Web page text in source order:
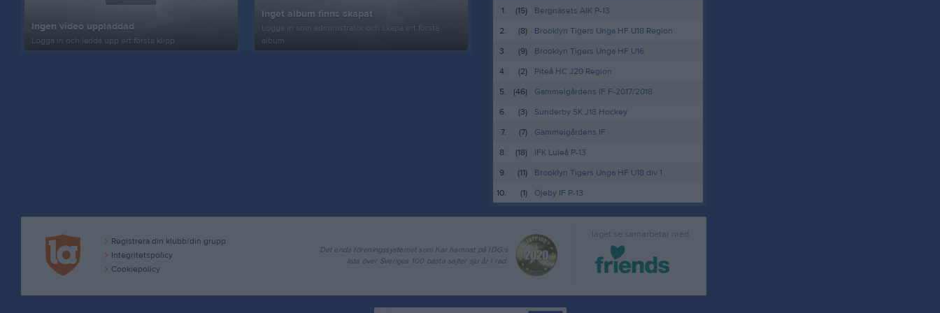
Ingen video uppladdad
Logga in och ladda upp ert första klipp
Inget album finns skapat
Logga in som administratör och skapa ert första
album
1. (15)
Bergnäsets AIK P-13
2.
(8)
Brooklyn Tigers Unga HF U18 Region
3.
(9)
Brooklyn Tigers Unga HF U16
4.
(2)
Piteå HC J20 Region
5.
(46)
Gammelgårdens IF F-2017/2018
6.
(3)
Sunderby SK J18 Hockey
7.
(7)
Gammelgårdens IF
8.
(18)
IFK Luleå P-13
9.
(11)
Brooklyn Tigers Unga HF U18 div 1
10.
(1) Öjeby IF P-13
Registrera din klubb/din grupp
Integritetspolicy
Cookiepolicy
laget.se samarbetar med
Det enda föreningssystemet som har hamnat på IDG:s
lista över Sveriges 100 bästa sajter sju år i rad.